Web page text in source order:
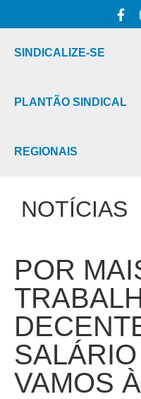
SINDICALIZE-SE
PLANTÃO SINDICAL
REGIONAIS
NOTÍCIAS
POR
VAMOS